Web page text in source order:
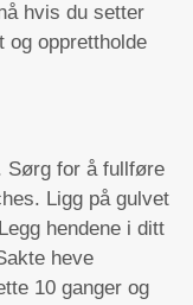
hvis du setter
opprettholde
Sørg for å fullføre
Ligg på gulvet
hendene i ditt
heve
10 ganger og